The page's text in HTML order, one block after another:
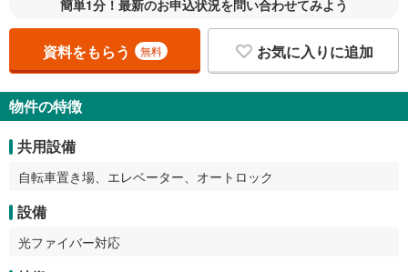
簡単1分！最新のお申込状況を問い合わせてみよう
資料をもらう 無料 お気に入りに追加
物件の特徴
共用設備
自転車置き場、エレベーター、オートロック
設備
光ファイバー対応